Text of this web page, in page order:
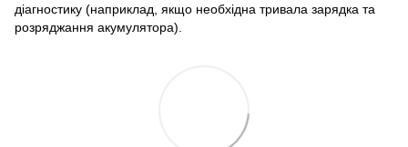
діагностику (наприклад, якщо необхідна тривала зарядка та
розряджання акумулятора).